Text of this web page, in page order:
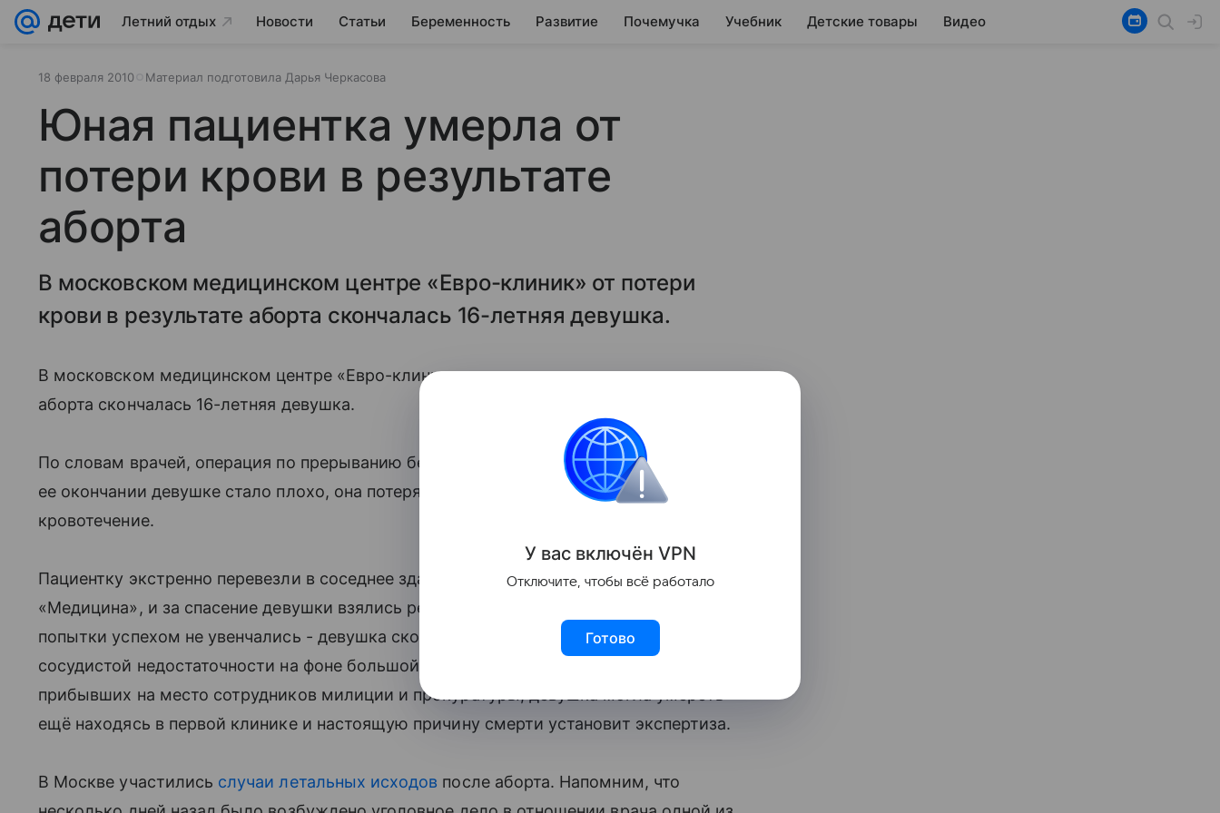
Летний отдых Новости Статьи Беременность Развитие Почемучка Учебник Детские товары Видео
18 февраля 2010 Материал подготовила Дарья Черкасова
Юная пациентка умерла от
потери крови в результате
аборта
В московском медицинском центре «Евро-клиник» от потери
крови в результате аборта скончалась 16-летняя девушка.
В московском медицинском центре «Евро-клиник» от потери крови в результате
аборта скончалась 16-летняя девушка.
По словам врачей, операция по прерыванию беременности прошла нормально, но по
ее окончании девушке стало плохо, она потеряла сознание и у неё началось сильное
кровотечение.
Пациентку экстренно перевезли в соседнее здание, где находится клиника ОАО
«Медицина», и за спасение девушки взялись реаниматологи. К сожалению, их
попытки успехом не увенчались - девушка скончалась от острой сердечно-
сосудистой недостаточности на фоне большой кровопотери. Впрочем, по версии
прибывших на место сотрудников милиции и прокуратуры, девушка могла умереть
ещё находясь в первой клинике и настоящую причину смерти установит экспертиза.
В Москве участились случаи летальных исходов после аборта. Напомним, что
У вас включён VPN
Отключите, чтобы всё работало
Готово